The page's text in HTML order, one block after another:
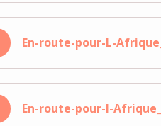
En-route-pour-L-
En-route-pour-l-